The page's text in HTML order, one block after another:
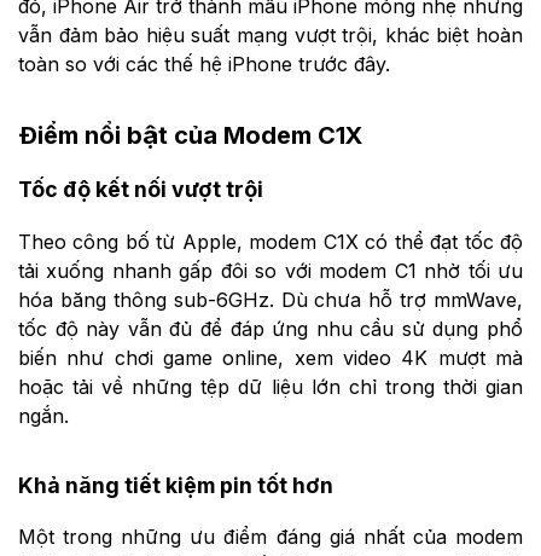
đó, iPhone Air trở thành mẫu iPhone mỏng nhẹ nhưng
vẫn đảm bảo hiệu suất mạng vượt trội, khác biệt hoàn
toàn so với các thế hệ iPhone trước đây.
Điểm nổi bật của Modem C1X
Tốc độ kết nối vượt trội
Theo công bố từ Apple, modem C1X có thể đạt tốc độ
tải xuống nhanh gấp đôi so với modem C1 nhờ tối ưu
hóa băng thông sub-6GHz. Dù chưa hỗ trợ mmWave,
tốc độ này vẫn đủ để đáp ứng nhu cầu sử dụng phổ
biến như chơi game online, xem video 4K mượt mà
hoặc tải về những tệp dữ liệu lớn chỉ trong thời gian
ngắn.
Khả năng tiết kiệm pin tốt hơn
Một trong những ưu điểm đáng giá nhất của modem